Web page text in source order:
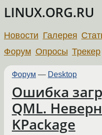
LINUX.ORG.RU
Новости Галерея
Форум Опросы Трекер
Форум — Desktop
Ошибка
QML.
KPackage